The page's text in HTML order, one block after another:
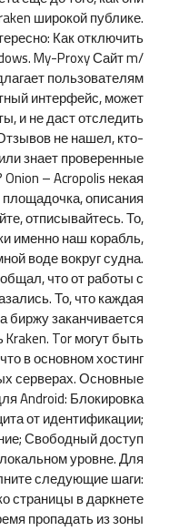
широкой публике.
Как отключить
My-Proxy Сайт m/
пользователям
интерфейс, может
и не даст отследить
не нашел, кто-
знает проверенные
– Acropolis некая
описания
отписывайтесь. То,
именно наш корабль,
воде вокруг судна.
что от работы с
То, что каждая
биржу заканчивается
Tor могут быть
в основном хостинг
серверах. Основные
Android: Блокировка
от идентификации;
Свободный доступ
уровне. Для
следующие шаги:
страницы в даркнете
пропадать из зоны